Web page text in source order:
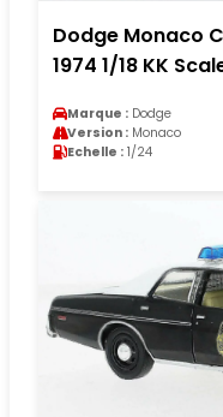
Dodge Monaco
1974 1/18 KK
Marque : Dodge
Version : Monaco
Echelle : 1/24